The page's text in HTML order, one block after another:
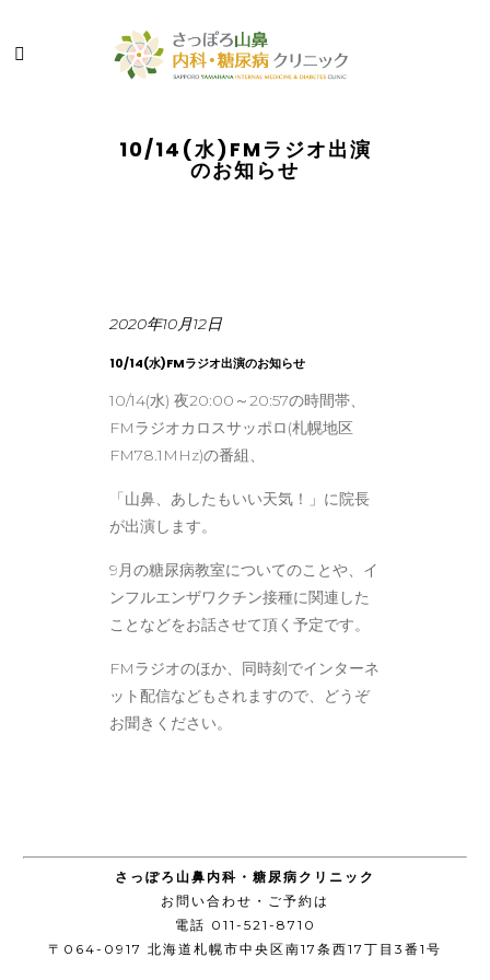
10/14(水)FMラジオ出演
のお知らせ
2020年10月12日
10/14(水)FMラジオ出演のお知らせ
10/14(水) 夜20:00～20:57の時間帯、
FMラジオカロスサッポロ(札幌地区
FM78.1MHz)の番組、
「山鼻、あしたもいい天気！」に院長
が出演します。
9月の糖尿病教室についてのことや、イ
ンフルエンザワクチン接種に関連した
ことなどをお話させて頂く予定です。
FMラジオのほか、同時刻でインターネ
ット配信などもされますので、どうぞ
お聞きください。
さっぽろ山鼻内科・糖尿病クリニック
お問い合わせ・ご予約は
電話 011-521-8710
〒064-0917 北海道札幌市中央区南17条西17丁目3番1号